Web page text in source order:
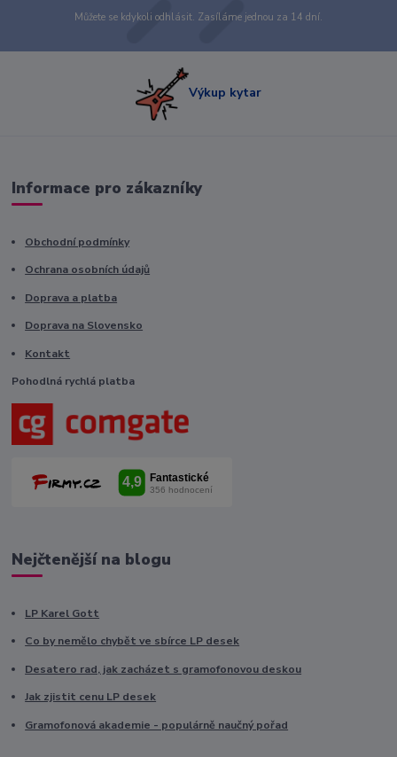
Můžete se kdykoli odhlásit. Zasíláme jednou za 14 dní.
Výkup kytar
Informace pro zákazníky
Obchodní podmínky
Ochrana osobních údajů
Doprava a platba
Doprava na Slovensko
Kontakt
Pohodlná rychlá platba
Nejčtenější na blogu
LP Karel Gott
Co by nemělo chybět ve sbírce LP desek
Desatero rad, jak zacházet s gramofonovou deskou
Jak zjistit cenu LP desek
Gramofonová akademie - populárně naučný pořad